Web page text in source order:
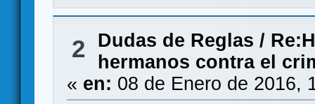
2 Dudas de Reglas /
hermanos contra el
« en: 08 de Enero de 2016,